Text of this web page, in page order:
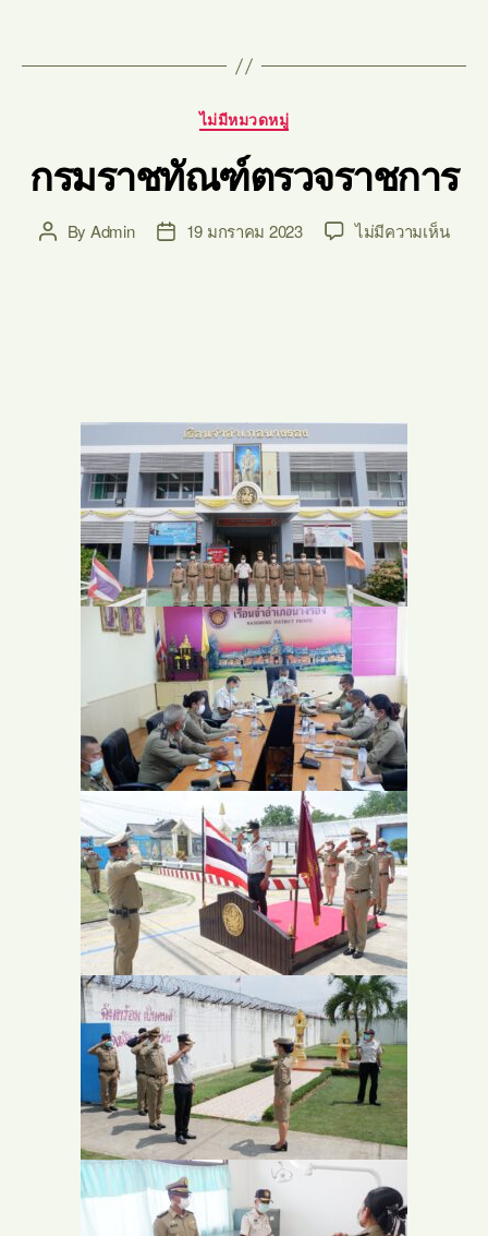
ไม่มีหมวดหมู่
กรมราชทัณฑ์ตรวจราชการ
By Admin 19 มกราคม 2023 ไม่มีความเห็น